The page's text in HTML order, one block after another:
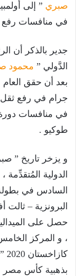
صبري
في منافسات رفع
جدير بالذكر أن
الدَّولي ” محمود
في منافسات دورة
طوكيو .
و يزخر تاريخ ”
الدولية
البرونزية – ثالت
، و المركز
بذهبية كأس مصر